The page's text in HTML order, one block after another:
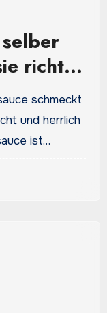
richtig
schmeckt
und herrlich
ist…